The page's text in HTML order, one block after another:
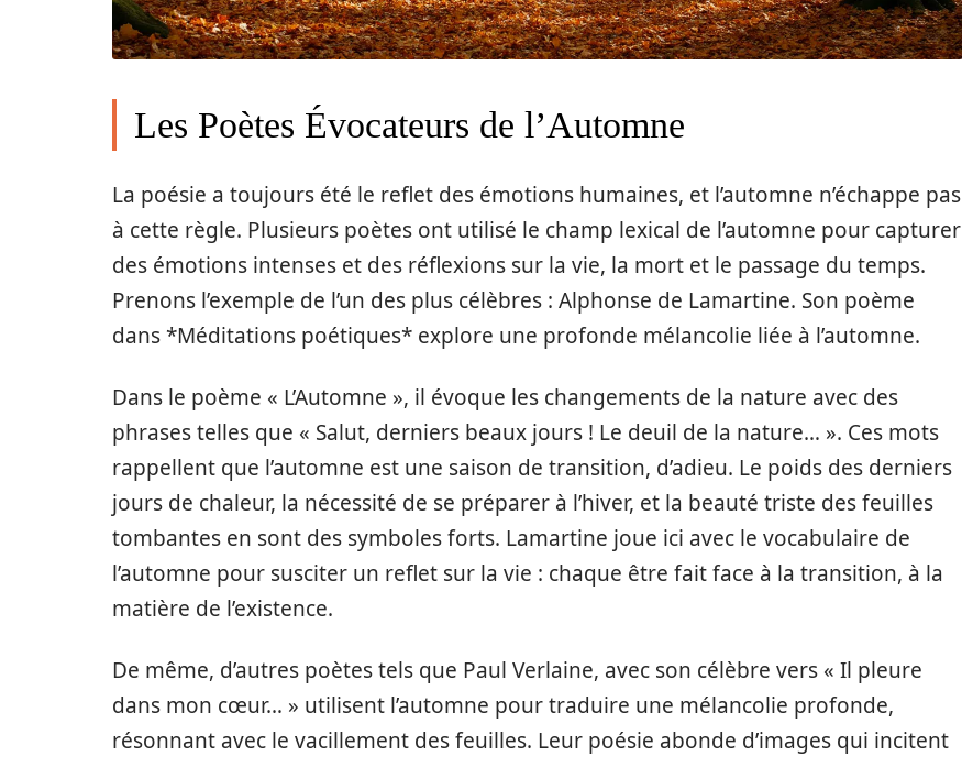
Les Poètes Évocateurs de l’Automne
La poésie a toujours été le reflet des émotions humaines, et l’automne n’échappe pas
à cette règle. Plusieurs poètes ont utilisé le champ lexical de l’automne pour capturer
des émotions intenses et des réflexions sur la vie, la mort et le passage du temps.
Prenons l’exemple de l’un des plus célèbres : Alphonse de Lamartine. Son poème
dans *Méditations poétiques* explore une profonde mélancolie liée à l’automne.
Dans le poème « L’Automne », il évoque les changements de la nature avec des
phrases telles que « Salut, derniers beaux jours ! Le deuil de la nature… ». Ces mots
rappellent que l’automne est une saison de transition, d’adieu. Le poids des derniers
jours de chaleur, la nécessité de se préparer à l’hiver, et la beauté triste des feuilles
tombantes en sont des symboles forts. Lamartine joue ici avec le vocabulaire de
l’automne pour susciter un reflet sur la vie : chaque être fait face à la transition, à la
matière de l’existence.
De même, d’autres poètes tels que Paul Verlaine, avec son célèbre vers « Il pleure
dans mon cœur… » utilisent l’automne pour traduire une mélancolie profonde,
résonnant avec le vacillement des feuilles. Leur poésie abonde d’images qui incitent